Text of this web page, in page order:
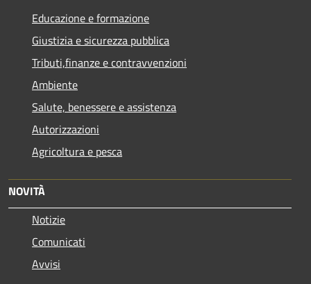
Educazione e formazione
Giustizia e sicurezza pubblica
Tributi,finanze e contravvenzioni
Ambiente
Salute, benessere e assistenza
Autorizzazioni
Agricoltura e pesca
NOVITÀ
Notizie
Comunicati
Avvisi